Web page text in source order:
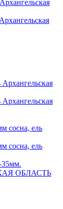
сосна, ель
сосна, ель
35мм.
ОБЛАСТЬ